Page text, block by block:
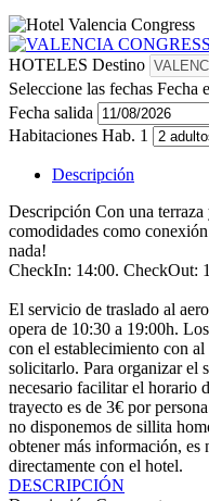
HOTELES Destino
Seleccione las fechas Fecha
Fecha salida
Habitaciones Hab. 1
Descripción
Descripción Con una
comodidades como
nada!
CheckIn: 14:00. CheckOut:
El servicio de traslado al
opera de 10:30 a 19:00h.
con el establecimiento con
solicitarlo. Para organizar el
necesario facilitar el horario
trayecto es de 3€ por
no disponemos de sillita
obtener más información, es
directamente con el hotel.
DESCRIPCIÓN